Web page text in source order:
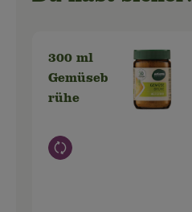
300 ml
Gemüseb
rühe
Auswahl ändern